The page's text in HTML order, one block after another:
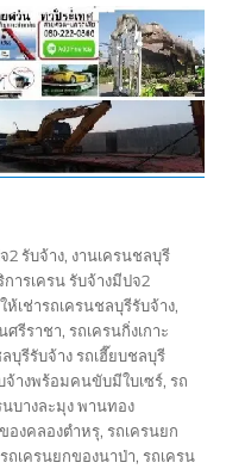
2 รับจ้าง, งานเครนชลบุรี
การเครน รับจ้างมีปจ2
ห้เช่ารถเครนชลบุรีรับจ้าง,
ศรีราชา,รถเครนกิ่งเกาะ
บุรีรับจ้าง รถเฮี๊ยบชลบุรี
จ้างพร้อมคนขับมีใบเซร์,รถ
นบางละมุง พานทอง
องคลองตำหรุ,รถเครนยก
รถเครนยกของนาป่า,รถเครน